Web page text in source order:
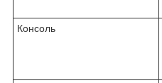
Консоль